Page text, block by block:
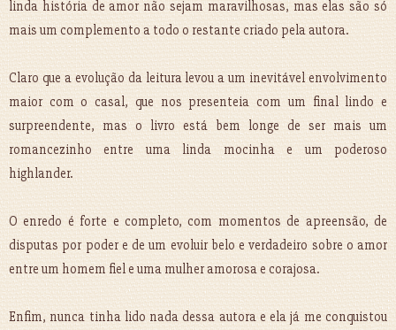
linda história de amor não sejam maravilhosas, mas elas são só
mais um complemento a todo o restante criado pela autora.
Claro que a evolução da leitura levou a um inevitável envolvimento
maior com o casal, que nos presenteia com um final lindo e
surpreendente, mas o livro está bem longe de ser mais um
romancezinho entre uma linda mocinha e um poderoso
highlander.
O enredo é forte e completo, com momentos de apreensão, de
disputas por poder e de um evoluir belo e verdadeiro sobre o amor
entre um homem fiel e uma mulher amorosa e corajosa.
Enfim, nunca tinha lido nada dessa autora e ela já me conquistou